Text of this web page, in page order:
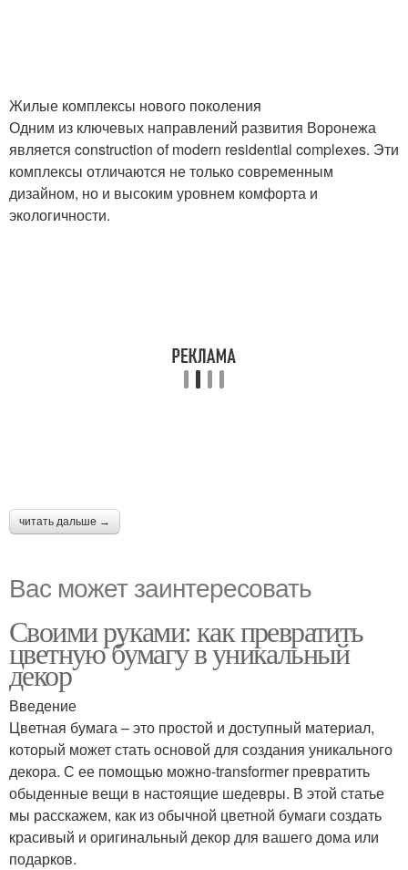
Жилые комплексы нового поколения
Одним из ключевых направлений развития Воронежа
является construction of modern residential complexes. Эти
комплексы отличаются не только современным
дизайном, но и высоким уровнем комфорта и
экологичности.
читать дальше →
Вас может заинтересовать
Своими руками: как превратить
цветную бумагу в уникальный
декор
Введение
Цветная бумага – это простой и доступный материал,
который может стать основой для создания уникального
декора. С ее помощью можно-transformer превратить
обыденные вещи в настоящие шедевры. В этой статье
мы расскажем, как из обычной цветной бумаги создать
красивый и оригинальный декор для вашего дома или
подарков.